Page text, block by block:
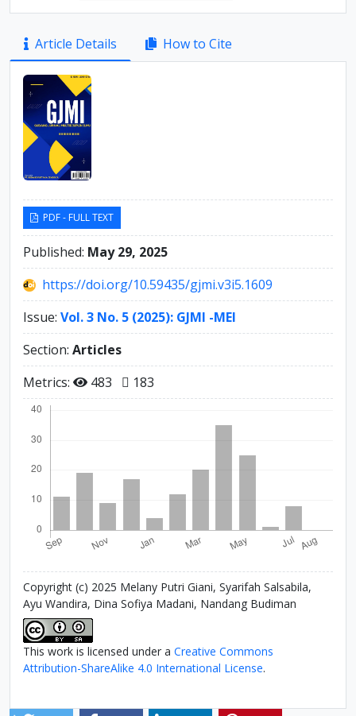
Article
Sidebar
Article Details How to Cite
PDF - FULL TEXT
Published: May 29, 2025
https://doi.org/10.59435/gjmi.v3i5.1609
Issue: Vol. 3 No. 5 (2025): GJMI -MEI
Section: Articles
Metrics:
483 183
Copyright (c) 2025 Melany Putri Giani, Syarifah Salsabila,
Ayu Wandira, Dina Sofiya Madani, Nandang Budiman
This work is licensed under a Creative Commons
Attribution-ShareAlike 4.0 International License.